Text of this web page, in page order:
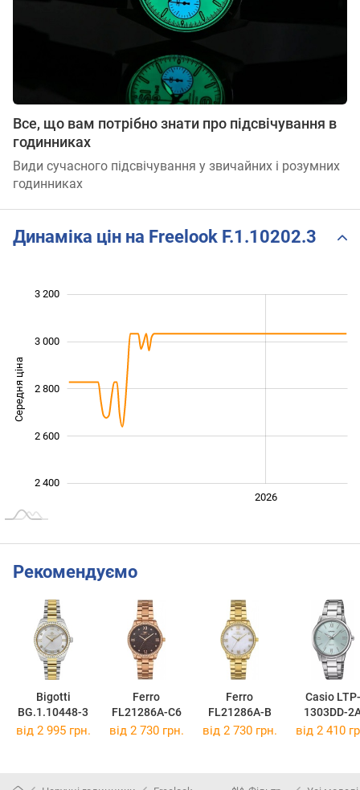
Все, що вам потрібно знати про підсвічування в
годинниках
Види сучасного підсвічування у звичайних і розумних
годинниках
Динаміка цін на Freelook F.1.10202.3
Середня ціна 2 400
2 400
2 600
2 800
3 000
3 200
2026
Рекомендуємо
Bigotti
BG.1.10448-3
Ferro
FL21286A-C6
Ferro
FL21286A-B
Casio LTP-
1303DD-
від 2 995 грн. від 2 730 грн. від 2 730 грн. від 2 410